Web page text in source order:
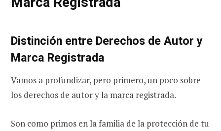
Distinción entre Derechos de Autor y
Marca Registrada
Vamos a profundizar, pero primero, un poco sobre
los derechos de autor y la marca registrada.
Son como primos en la familia de la protección de tu